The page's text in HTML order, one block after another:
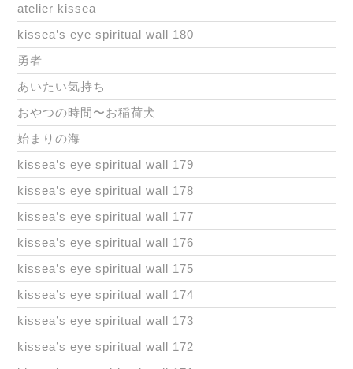
atelier kissea
kissea’s eye spiritual wall 180
勇者
あいたい気持ち
おやつの時間〜お稲荷犬
始まりの海
kissea’s eye spiritual wall 179
kissea’s eye spiritual wall 178
kissea’s eye spiritual wall 177
kissea’s eye spiritual wall 176
kissea’s eye spiritual wall 175
kissea’s eye spiritual wall 174
kissea’s eye spiritual wall 173
kissea’s eye spiritual wall 172